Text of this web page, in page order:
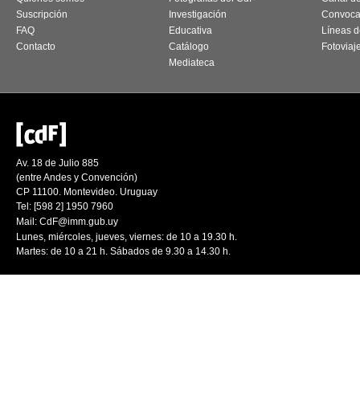
Suscripción
FAQ
Contacto
Investigación
Educativa
Catálogo
Mediateca
Líneas
Av. 18 de Julio 885
(entre Andes y Convención)
CP 11100. Montevideo. Uruguay
Tel: [598 2] 1950 7960
Mail: CdF@imm.gub.uy
Lunes, miércoles, jueves, viernes: de 10 a 19.30 h.
Martes: de 10 a 21 h. Sábados de 9.30 a 14.30 h.